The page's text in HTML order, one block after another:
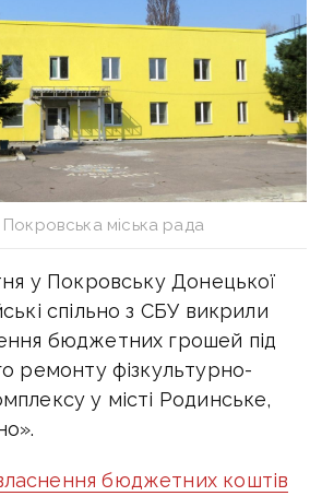
міська рада
у Покровську Донецької
спільно з СБУ викрили
бюджетних грошей під
ремонту фізкультурно-
у місті Родинське,
бюджетних коштів